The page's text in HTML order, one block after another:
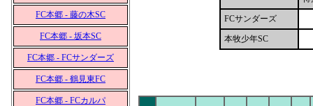
FC本郷 - 藤の木SC
FC本郷 - 坂本SC
FC本郷 - FCサンダーズ
FC本郷 - 鶴見東FC
FC本郷 - FCカルパ
FCサンダーズ
本牧少年SC